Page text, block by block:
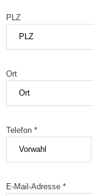
PLZ
Ort
Telefon *
E-Mail-Adresse *